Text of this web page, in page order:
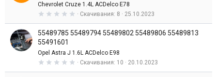
е
з
Chevrolet Cruze 1.4L ACDelco E78
0
0
е
з
Скачивания 8 25.10.2023
55489785 55489794 55489802 55489806 55489813
55491601
Opel Astra J 1.6L ACDelco E98
0 Скачивания 10 20.10.2023